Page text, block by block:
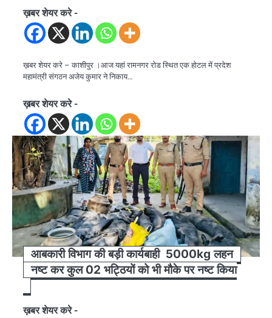
ख़बर शेयर करे -
ख़बर शेयर करे – काशीपुर ।आज यहां रामनगर रोड स्थित एक होटल में प्रदेश
महामंत्री संगठन अजेय कुमार ने निकाय…
ख़बर शेयर करे -
आबकारी विभाग की बड़ी कार्यबाही 5000kg लहन
नष्ट कर कुल 02 भट्ठियों को भी मौके पर नष्ट किया
ख़बर शेयर करे -